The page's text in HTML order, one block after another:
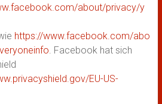
about/privacy/y
https://www.facebook.com/abo
. Facebook hat sich
EU-US-